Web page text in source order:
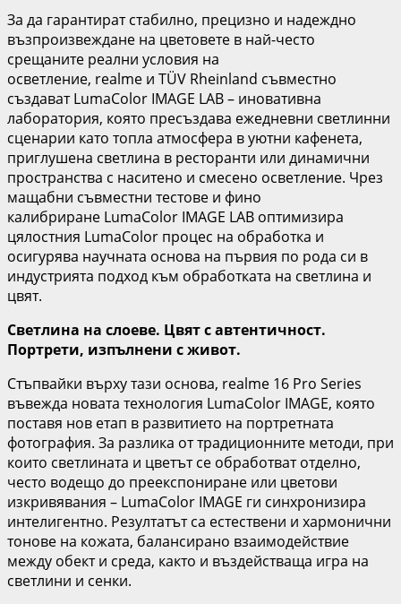
За да гарантират стабилно, прецизно и надеждно
възпроизвеждане на цветовете в най-често
срещаните реални условия на
осветление, realme и TÜV Rheinland съвместно
създават LumaColor IMAGE LAB – иновативна
лаборатория, която пресъздава ежедневни светлинни
сценарии като топла атмосфера в уютни кафенета,
приглушена светлина в ресторанти или динамични
пространства с наситено и смесено осветление. Чрез
мащабни съвместни тестове и фино
калибриране LumaColor IMAGE LAB оптимизира
цялостния LumaColor процес на обработка и
осигурява научната основа на първия по рода си в
индустрията подход към обработката на светлина и
цвят.
Светлина на слоеве. Цвят с автентичност.
Портрети, изпълнени с живот.
Стъпвайки върху тази основа, realme 16 Pro Series
въвежда новата технология LumaColor IMAGE, която
поставя нов етап в развитието на портретната
фотография. За разлика от традиционните методи, при
които светлината и цветът се обработват отделно,
често водещо до преекспониране или цветови
изкривявания – LumaColor IMAGE ги синхронизира
интелигентно. Резултатът са естествени и хармонични
тонове на кожата, балансирано взаимодействие
между обект и среда, както и въздействаща игра на
светлини и сенки.